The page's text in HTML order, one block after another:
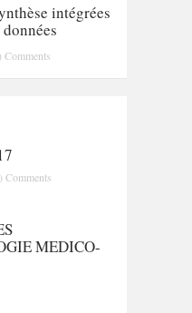
intégrées
Comments
Comments
MEDICO-